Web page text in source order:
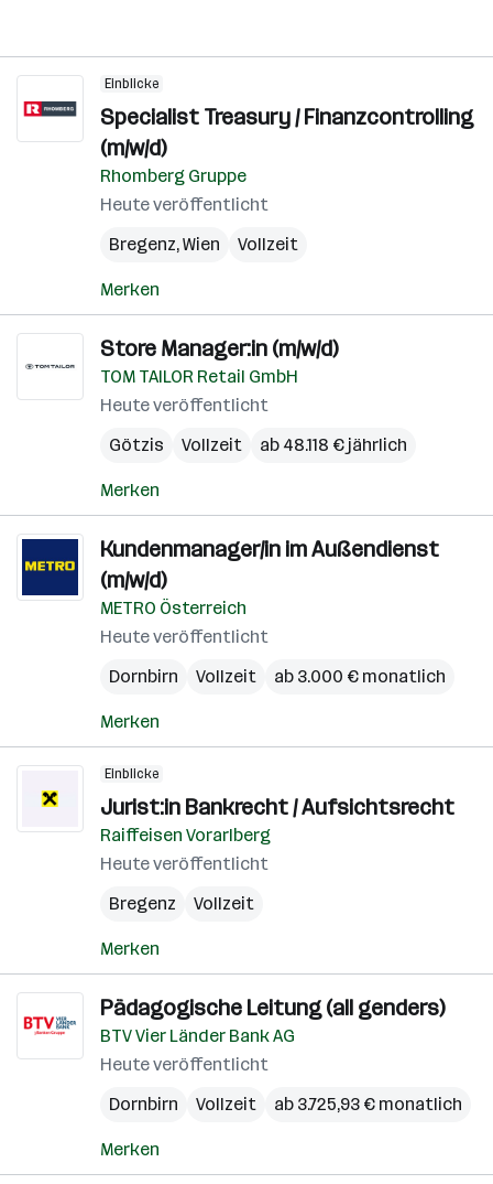
Einblicke
Specialist Treasury / Finanzcontrolling
(m/w/d)
Rhomberg Gruppe
Heute veröffentlicht
Bregenz,Wien Vollzeit
Merken
Store Manager:in (m/w/d)
TOM TAILOR Retail GmbH
Heute veröffentlicht
Götzis
Vollzeit ab 48.118 € jährlich
Merken
Kundenmanager/in im Außendienst
(m/w/d)
METRO Österreich
Heute veröffentlicht
Dornbirn
Vollzeit ab 3.000 € monatlich
Merken
Einblicke
Jurist:in Bankrecht / Aufsichtsrecht
Raiffeisen Vorarlberg
Heute veröffentlicht
Bregenz
Vollzeit
Merken
Pädagogische Leitung (all genders)
BTV Vier Länder Bank AG
Heute veröffentlicht
Dornbirn
Vollzeit ab 3.725,93 € monatlich
Merken